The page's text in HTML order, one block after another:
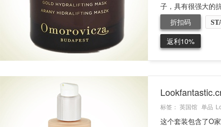
子，具有很强大的
折扣码
返利10%
标签： 英国馆 单品
这个套装包含了O